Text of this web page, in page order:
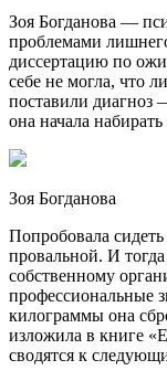
Зоя Богданова —
проблемами
диссертацию по
себе не могла, что
поставили диагноз
она начала набирать
Зоя Богданова
Попробовала
провальной. И
собственному
профессиональные
килограммы она
изложила в книге
сводятся к